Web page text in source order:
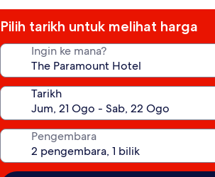
Pilih tarikh untuk melihat harga
Ingin ke mana?
Tarikh
Pengembara